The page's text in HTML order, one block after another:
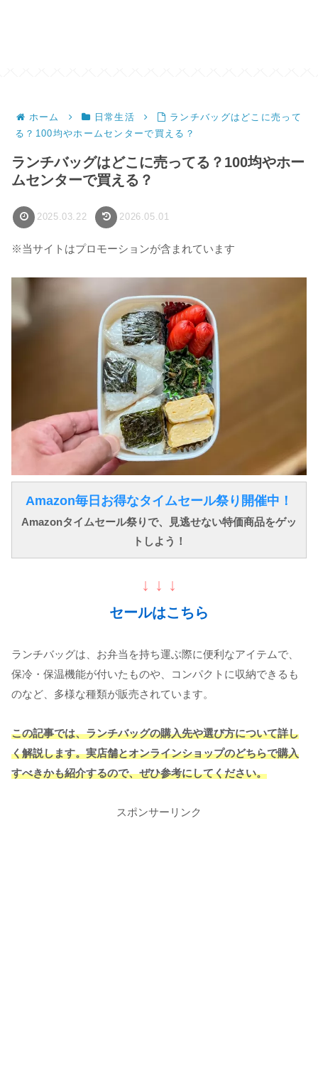
ホーム 日常生活
ランチバッグはどこに売って
る？100均やホームセンターで買える？
ランチバッグはどこに売ってる？100均やホー
ムセンターで買える？
2025.03.22 2026.05.01
※当サイトはプロモーションが含まれています
Amazon毎日お得なタイムセール祭り開催中！
Amazonタイムセール祭りで、見逃せない特価商品をゲッ
トしよう！
↓ ↓ ↓
セールはこちら
ランチバッグは、お弁当を持ち運ぶ際に便利なアイテムで、
保冷・保温機能が付いたものや、コンパクトに収納できるも
のなど、多様な種類が販売されています。
この記事では、ランチバッグの購入先や選び方について詳し
く解説します。実店舗とオンラインショップのどちらで購入
すべきかも紹介するので、ぜひ参考にしてください。
スポンサーリンク